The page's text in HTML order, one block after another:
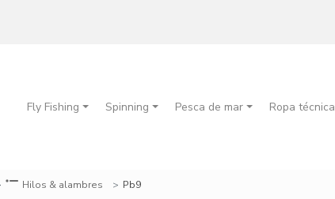
Fly Fishing Spinning Pesca de mar Ropa técnica
Hilos & alambres Pb9